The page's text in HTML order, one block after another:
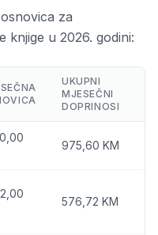
za
knjige u 2026. godini:
UKUPNI
MJESEČNI
DOPRINOSI
975,60 KM
576,72 KM